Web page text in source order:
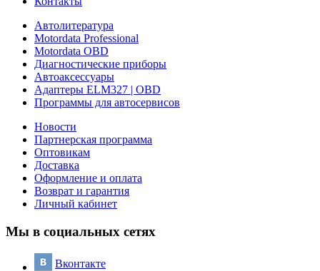
Автолитература
Motordata Professional
Motordata OBD
Диагностические приборы
Автоаксессуары
Адаптеры ELM327 | OBD
Программы для автосервисов
Новости
Партнерская программа
Оптовикам
Доставка
Оформление и оплата
Возврат и гарантия
Личный кабинет
Мы в социальных сетях
Вконтакте